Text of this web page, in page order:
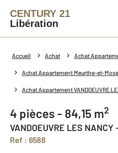
CENTURY 21
Libération
Accueil Achat Achat
Achat Appartement Meurthe-et-
Achat Appartement VANDOEUVRE
4 pièces - 84,15 m2
VANDOEUVRE LES NANCY
Ref : 6588